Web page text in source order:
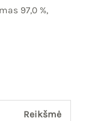
97,0 %,
Reikšmė